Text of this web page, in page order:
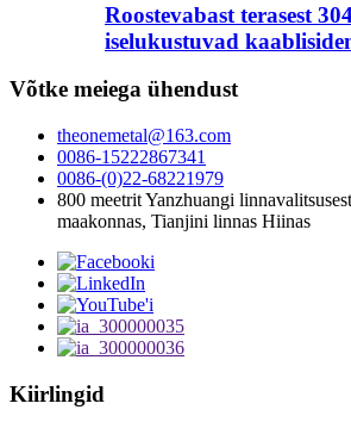
Roostevabast terasest
iselukustuvad
Võtke meiega ühendust
theonemetal@163.com
0086-15222867341
0086-(0)22-68221979
800 meetrit Yanzhuangi
maakonnas, Tianjini linnas Hiinas
Kiirlingid